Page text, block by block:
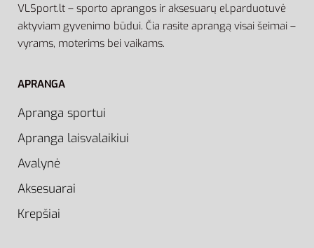
VLSport.lt – sporto aprangos ir aksesuarų el.parduotuvė
aktyviam gyvenimo būdui. Čia rasite aprangą visai šeimai –
vyrams, moterims bei vaikams.
APRANGA
Apranga sportui
Apranga laisvalaikiui
Avalynė
Aksesuarai
Krepšiai